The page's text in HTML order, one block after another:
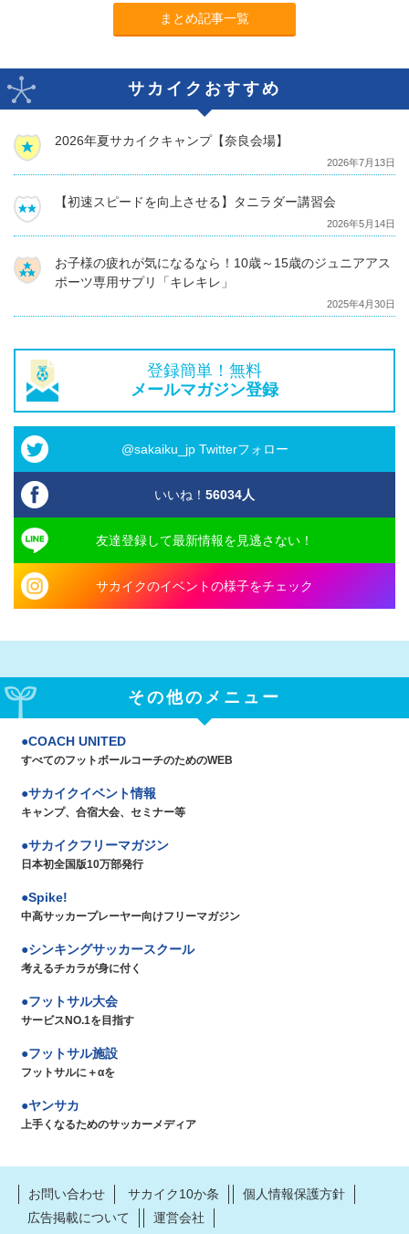
まとめ記事一覧
サカイクおすすめ
2026年夏サカイクキャンプ【奈良会場】
2026年7月13日
【初速スピードを向上させる】タニラダー講習会
2026年5月14日
お子様の疲れが気になるなら！10歳～15歳のジュニアアス
ポーツ専用サプリ「キレキレ」
2025年4月30日
登録簡単！無料
メールマガジン登録
@sakaiku_jp Twitterフォロー
いいね！ 56034人
友達登録して最新情報を見逃さない！
サカイクのイベントの様子をチェック
その他のメニュー
COACH UNITED
すべてのフットボールコーチのためのWEB
サカイクイベント情報
キャンプ、合宿大会、セミナー等
サカイクフリーマガジン
日本初全国版10万部発行
Spike!
中高サッカープレーヤー向けフリーマガジン
シンキングサッカースクール
考えるチカラが身に付く
フットサル大会
サービスNO.1を目指す
フットサル施設
フットサルに＋αを
ヤンサカ
上手くなるためのサッカーメディア
お問い合わせ サカイク10か条
個人情報保護方針
広告掲載について
運営会社